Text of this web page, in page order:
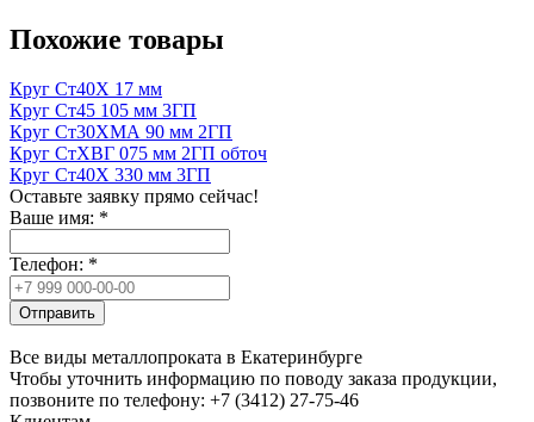
Похожие товары
Круг Ст40Х 17 мм
Круг Ст45 105 мм 3ГП
Круг Ст30ХМА 90 мм 2ГП
Круг СтХВГ 075 мм 2ГП обточ
Круг Ст40Х 330 мм 3ГП
Оставьте заявку прямо сейчас!
Ваше имя: *
Телефон: *
Отправить
Все виды металлопроката в Екатеринбурге
Чтобы уточнить информацию по поводу заказа продукции,
позвоните по телефону: +7 (3412) 27-75-46